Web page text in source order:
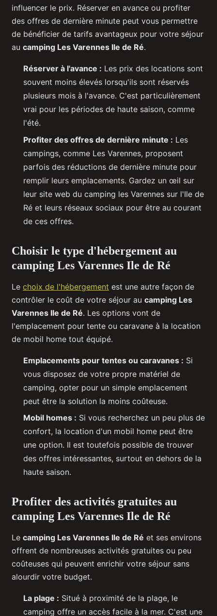
influencer le prix. Réserver en avance ou profiter
des offres de dernière minute peut vous permettre
de bénéficier de tarifs avantageux pour votre séjour
au camping Les Varennes Ile de Ré.
Réserver à l'avance : Les prix des locations sont
souvent moins élevés lorsqu'ils sont réservés
plusieurs mois à l'avance. C'est particulièrement
vrai pour les périodes de haute saison, comme
l'été.
Profiter des offres de dernière minute : Les
campings, comme Les Varennes, proposent
parfois des réductions de dernière minute pour
remplir leurs emplacements. Gardez un œil sur
leur site web du camping les Varennes sur l'Ile de
Ré et leurs réseaux sociaux pour être au courant
de ces offres.
Choisir le type d'hébergement au
camping Les Varennes Ile de Ré
Le choix de l'hébergement est une autre façon de
contrôler le coût de votre séjour au camping Les
Varennes Ile de Ré. Les options vont de
l'emplacement pour tente ou caravane à la location
de mobil home tout équipé.
Emplacements pour tentes ou caravanes : Si
vous disposez de votre propre matériel de
camping, opter pour un simple emplacement
peut être la solution la moins coûteuse.
Mobil homes : Si vous recherchez un peu plus de
confort, la location d'un mobil home peut être
une option. Il est toutefois possible de trouver
des offres intéressantes, surtout en dehors de la
haute saison.
Profiter des activités gratuites au
camping Les Varennes Ile de Ré
Le camping Les Varennes Ile de Ré et ses environs
offrent de nombreuses activités gratuites ou peu
coûteuses qui peuvent enrichir votre séjour sans
alourdir votre budget.
La plage : Situé à proximité de la plage, le
camping offre un accès facile à la mer. C'est une